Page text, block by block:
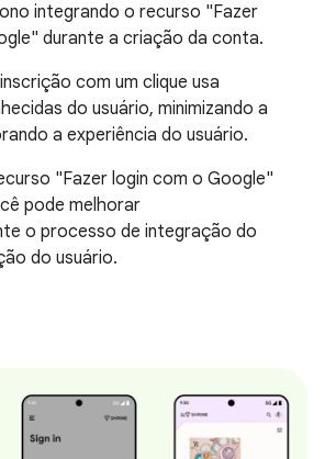
integrando o recurso "Fazer
durante a criação da conta.
com um clique usa
do usuário, minimizando a
a experiência do usuário.
"Fazer login com o Google"
pode melhorar
o processo de integração do
do usuário.